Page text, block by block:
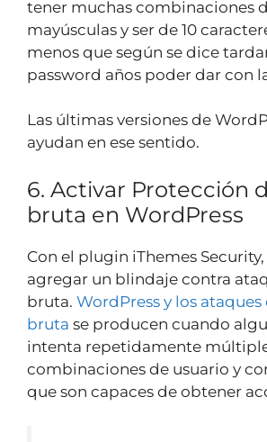
tener muchas combinaciones
mayúsculas y ser de 10
menos que según se dice
password años poder dar con
Las últimas versiones de
ayudan en ese sentido.
6. Activar Protección
bruta en WordPress
Con el plugin iThemes
agregar un blindaje contra
bruta. WordPress y los ataques
bruta se producen cuando
intenta repetidamente
combinaciones de usuario y
que son capaces de obtener